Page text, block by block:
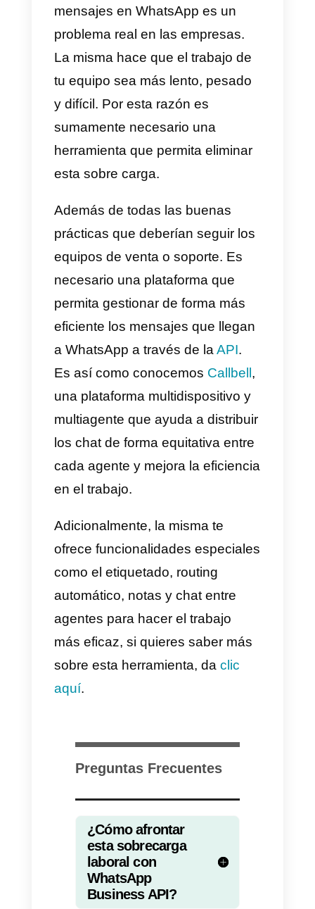
dudas relacionadas con el
soporte técnico, idioma, etc.
Eliminar la sobrecarga de
mensajes ayuda a la
productividad de la
empresa
Una gestión estructurada de los
mensajes es clave para la
agentes de comunicación vía
WhatsApp. Esto, por supuesto,
ayuda a disminuir la carga
y a mantener un orden en los
mensajes.
estar entrenado para seguir los
comunicarse de forma efectiva,
tanto con el equipo como con el
cliente.
Estandarizar los procesos
comunicativos también hace que
los clientes se sientan más